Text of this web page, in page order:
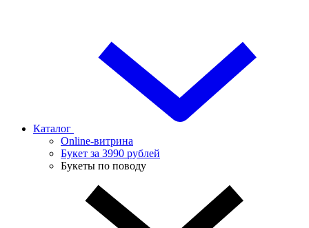
Каталог
Online-витрина
Букет за 3990 рублей
Букеты по поводу